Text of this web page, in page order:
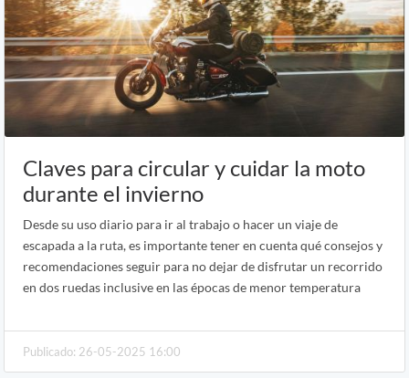
Claves para circular y cuidar la moto
durante el invierno
Desde su uso diario para ir al trabajo o hacer un viaje de
escapada a la ruta, es importante tener en cuenta qué consejos y
recomendaciones seguir para no dejar de disfrutar un recorrido
en dos ruedas inclusive en las épocas de menor temperatura
Publicado: 26-05-2025 16:00